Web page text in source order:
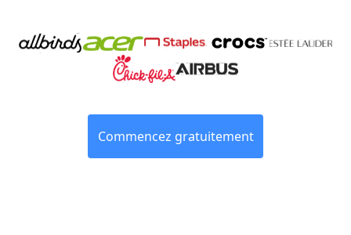
Commencez gratuitement